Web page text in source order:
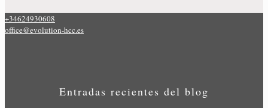
+34624930608
office@evolution-hcc.es
Entradas recientes del blog